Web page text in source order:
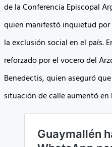
de la Conferencia Episcopal
quien manifestó inquietud
la exclusión social en el país.
reforzado por el vocero del
Benedectis, quien aseguró
situación de calle aumentó en